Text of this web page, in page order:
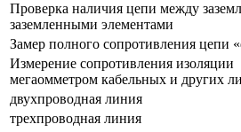
Проверка наличия цепи между
заземленными элементами
Замер полного сопротивления цепи
Измерение сопротивления изоляции
мегаомметром кабельных и других
двухпроводная линия
трехпроводная линия